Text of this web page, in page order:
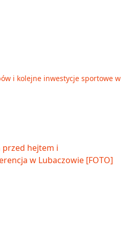
i kolejne inwestycje sportowe w